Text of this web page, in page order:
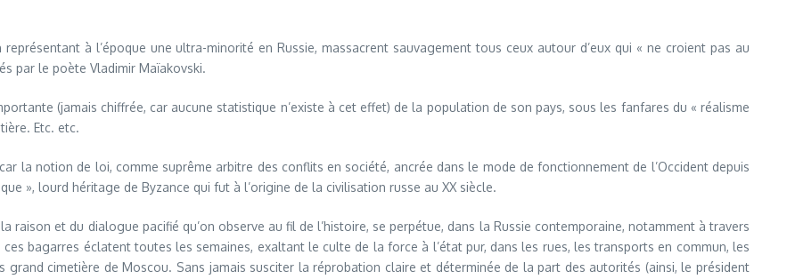
à l’époque une ultra-minorité en Russie, massacrent sauvagement tous ceux autour d’eux qui « ne croient pas au
par le poète Vladimir Maïakovski.
(jamais chiffrée, car aucune statistique n’existe à cet effet) de la population de son pays, sous les fanfares du « réalisme
Etc. etc.
la notion de loi, comme suprême arbitre des conflits en société, ancrée dans le mode de fonctionnement de l’Occident depuis
», lourd héritage de Byzance qui fut à l’origine de la civilisation russe au XX siècle.
et du dialogue pacifié qu’on observe au fil de l’histoire, se perpétue, dans la Russie contemporaine, notamment à travers
bagarres éclatent toutes les semaines, exaltant le culte de la force à l’état pur, dans les rues, les transports en commun, les
cimetière de Moscou. Sans jamais susciter la réprobation claire et déterminée de la part des autorités (ainsi, le président